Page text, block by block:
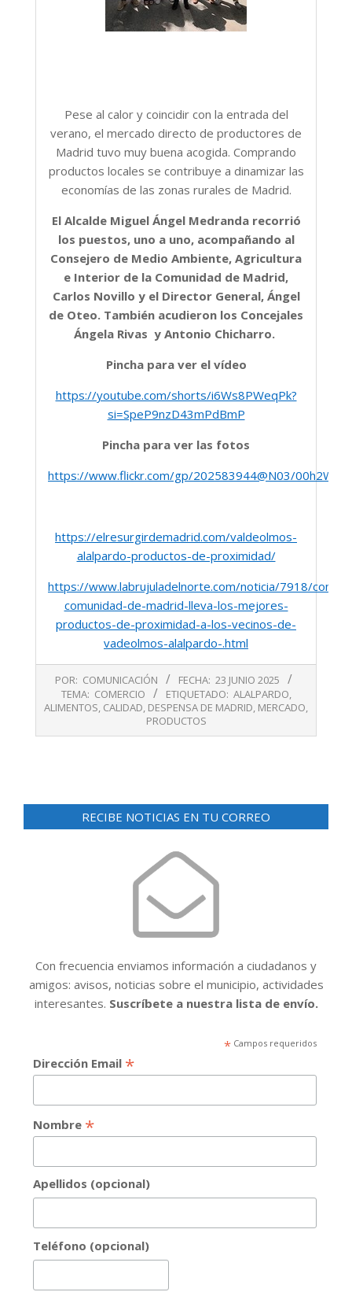
Pese al calor y coincidir con la entrada del
verano, el mercado directo de productores de
Madrid tuvo muy buena acogida. Comprando
productos locales se contribuye a dinamizar las
economías de las zonas rurales de Madrid.
El Alcalde Miguel Ángel Medranda recorrió
los puestos, uno a uno, acompañando al
Consejero de Medio Ambiente, Agricultura
e Interior de la Comunidad de Madrid,
Carlos Novillo y el Director General, Ángel
de Oteo. También acudieron los Concejales
Ángela Rivas y Antonio Chicharro.
Pincha para ver el vídeo
https://youtube.com/shorts/i6Ws8PWeqPk?
si=SpeP9nzD43mPdBmP
Pincha para ver las fotos
https://www.flickr.com/gp/202583944@N03/
https://elresurgirdemadrid.com/valdeolmos-
alalpardo-productos-de-proximidad/
https://www.labrujuladelnorte.com/noticia/7918/
comunidad-de-madrid-lleva-los-mejores-
productos-de-proximidad-a-los-vecinos-de-
vadeolmos-alalpardo-.html
23
POR: COMUNICACIÓN FECHA: 23 JUNIO 2025
TEMA: COMERCIO ETIQUETADO: ALALPARDO,
ALIMENTOS, CALIDAD, DESPENSA DE MADRID, MERCADO,
PRODUCTOS
RECIBE NOTICIAS EN TU CORREO
Con frecuencia enviamos información a ciudadanos y
amigos: avisos, noticias sobre el municipio, actividades
interesantes. Suscríbete a nuestra lista de envío.
*Campos requeridos
Dirección Email *
Nombre *
Apellidos (opcional)
Teléfono (opcional)